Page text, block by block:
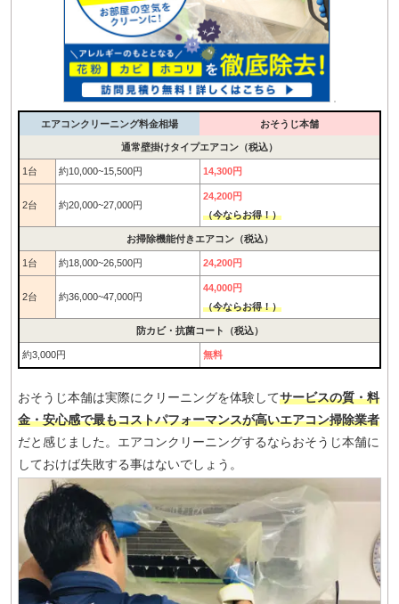
エアコンクリーニング料金相場 おそうじ本舗
通常壁掛けタイプエアコン（税込）
1台 約10,000~15,500円 14,300円
2台 約20,000~27,000円
24,200円
（今ならお得！）
お掃除機能付きエアコン（税込）
1台 約18,000~26,500円 24,200円
2台 約36,000~47,000円
44,000円
（今ならお得！）
防カビ・抗菌コート（税込）
約3,000円 無料
おそうじ本舗は実際にクリーニングを体験してサービスの質・料
金・安心感で最もコストパフォーマンスが高いエアコン掃除業者
だと感じました。エアコンクリーニングするならおそうじ本舗に
しておけば失敗する事はないでしょう。